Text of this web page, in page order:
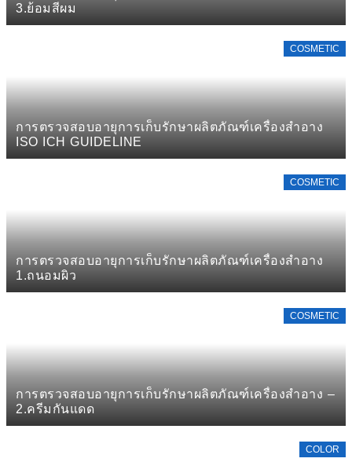
3.ย้อมสีผม
COSMETIC
การตรวจสอบอายุการเก็บรักษาผลิตภัณฑ์เครื่องสำอาง
ISO ICH GUIDELINE
COSMETIC
การตรวจสอบอายุการเก็บรักษาผลิตภัณฑ์เครื่องสำอาง
1.ถนอมผิว
COSMETIC
การตรวจสอบอายุการเก็บรักษาผลิตภัณฑ์เครื่องสำอาง –
2.ครีมกันแดด
COLOR